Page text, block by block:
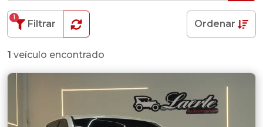
Filtrar
1
Ordenar
1 veículo encontrado